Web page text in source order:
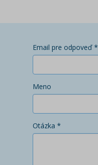
Email pre odpoveď *
Meno
Otázka *